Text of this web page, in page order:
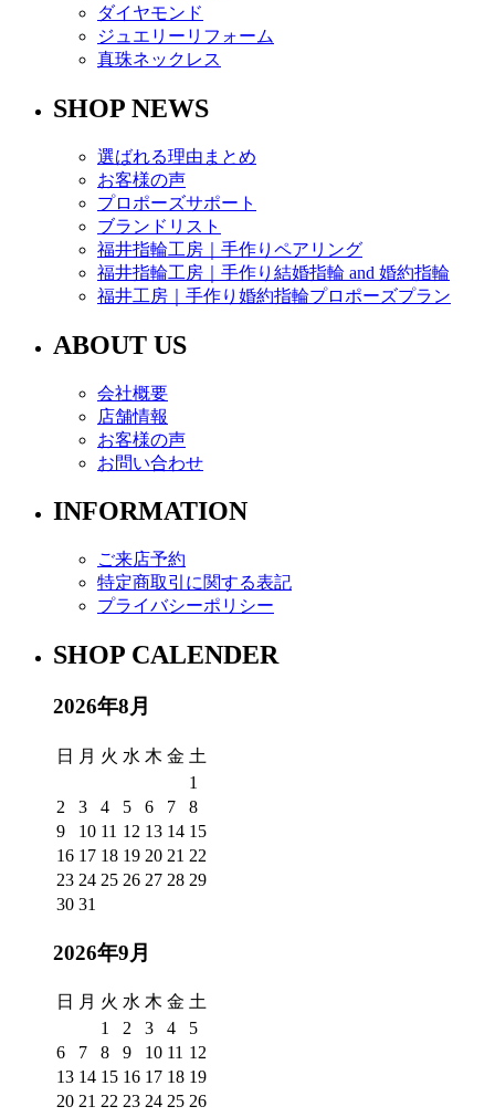
ダイヤモンド
ジュエリーリフォーム
真珠ネックレス
SHOP NEWS
選ばれる理由まとめ
お客様の声
プロポーズサポート
ブランドリスト
福井指輪工房｜手作りペアリング
福井指輪工房｜手作り結婚指輪 and 婚約指輪
福井工房｜手作り婚約指輪プロポーズプラン
ABOUT US
会社概要
店舗情報
お客様の声
お問い合わせ
INFORMATION
ご来店予約
特定商取引に関する表記
プライバシーポリシー
SHOP CALENDER
2026年8月
日 月 火 水 木 金 土
1
2
3 4 5 6 7
8
9
10 11 12 13 14 15
16 17 18 19 20 21 22
23 24 25 26 27 28 29
30 31
2026年9月
日 月 火 水 木 金 土
1
2 3 4
5
6
7 8 9 10 11 12
13 14 15 16 17 18 19
20 21 22 23 24 25 26